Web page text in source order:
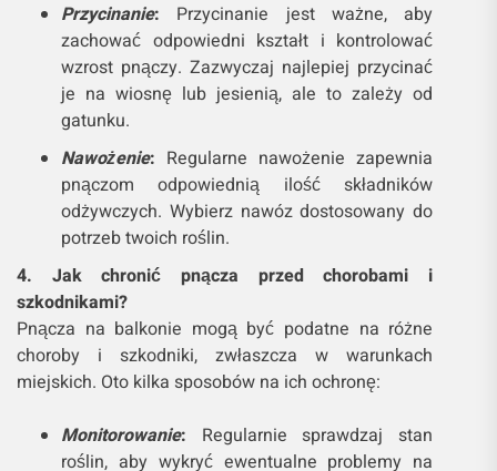
Przycinanie: Przycinanie jest ważne, aby
zachować odpowiedni kształt i kontrolować
wzrost pnączy. Zazwyczaj najlepiej przycinać
je na wiosnę lub jesienią, ale to zależy od
gatunku.
Nawożenie: Regularne nawożenie zapewnia
pnączom odpowiednią ilość składników
odżywczych. Wybierz nawóz dostosowany do
potrzeb twoich roślin.
4. Jak chronić pnącza przed chorobami i
szkodnikami?
Pnącza na balkonie mogą być podatne na różne
choroby i szkodniki, zwłaszcza w warunkach
miejskich. Oto kilka sposobów na ich ochronę:
Monitorowanie: Regularnie sprawdzaj stan
roślin, aby wykryć ewentualne problemy na